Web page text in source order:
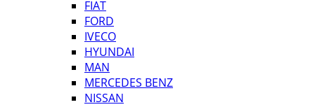
FIAT
FORD
IVECO
HYUNDAI
MAN
MERCEDES BENZ
NISSAN